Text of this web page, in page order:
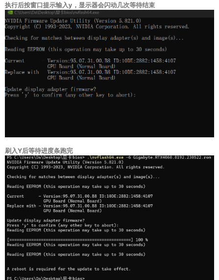
执行后按窗口提示输入y，显示器会闪动几次等待结束
刷入Y后等待进度条跑完